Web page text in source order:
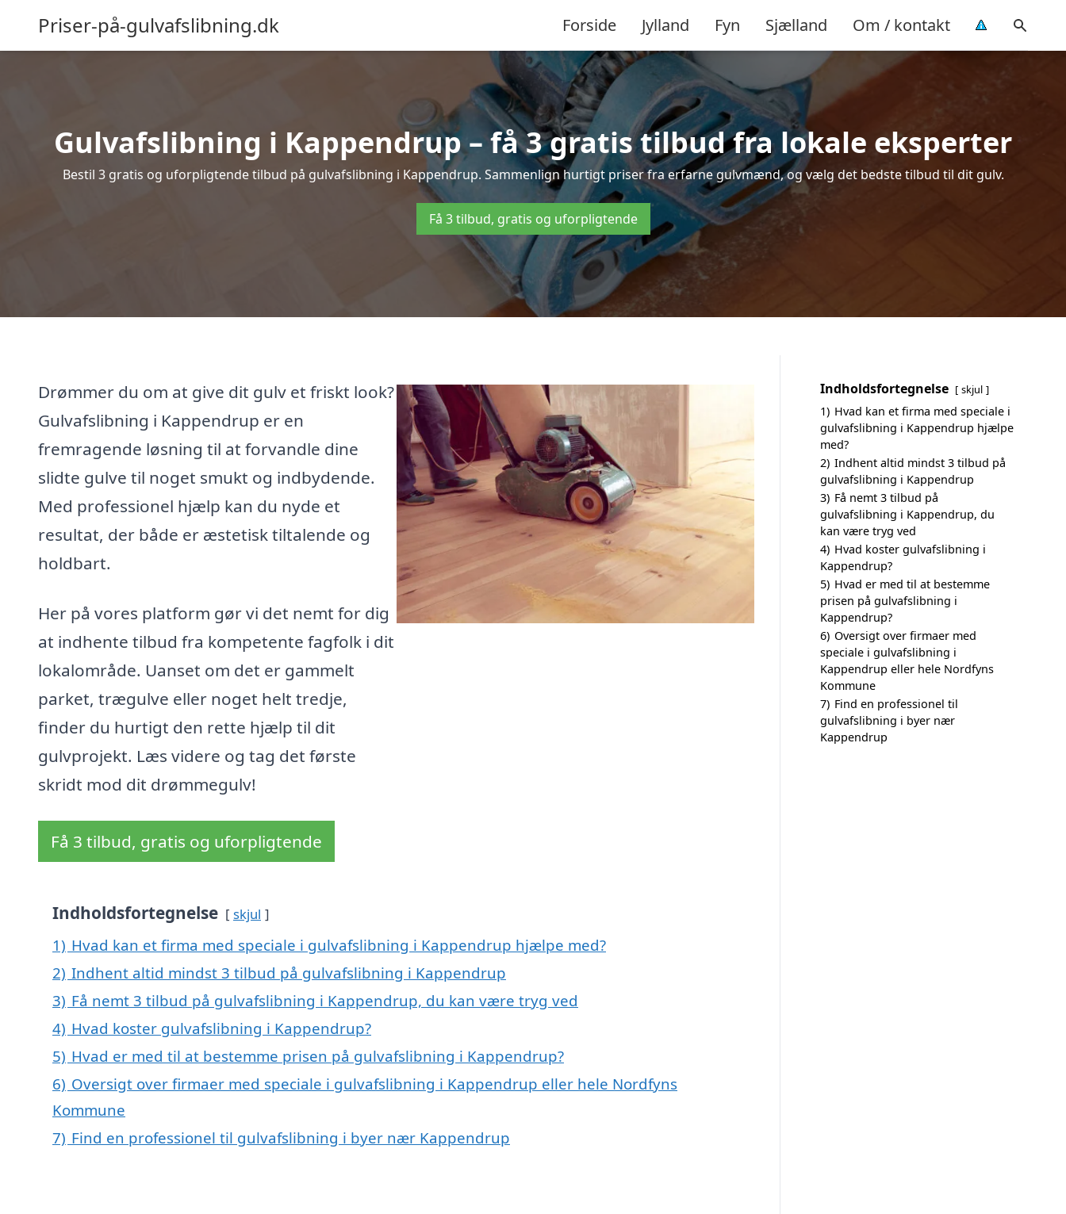
Priser-på-gulvafslibning.dk Forside Jylland Fyn Sjælland Om / kontakt
Gulvafslibning i Kappendrup – få 3 gratis tilbud fra lokale eksperter
Bestil 3 gratis og uforpligtende tilbud på gulvafslibning i Kappendrup. Sammenlign hurtigt priser fra erfarne gulvmænd, og vælg det bedste tilbud til dit gulv.
Få 3 tilbud, gratis og uforpligtende
Drømmer du om at give dit gulv et friskt look?
Gulvafslibning i Kappendrup er en
fremragende løsning til at forvandle dine
slidte gulve til noget smukt og indbydende.
Med professionel hjælp kan du nyde et
resultat, der både er æstetisk tiltalende og
holdbart.
Her på vores platform gør vi det nemt for dig
at indhente tilbud fra kompetente fagfolk i dit
lokalområde. Uanset om det er gammelt
parket, trægulve eller noget helt tredje,
finder du hurtigt den rette hjælp til dit
gulvprojekt. Læs videre og tag det første
skridt mod dit drømmegulv!
Få 3 tilbud, gratis og uforpligtende
Indholdsfortegnelse skjul
1) Hvad kan et firma med speciale i gulvafslibning i Kappendrup hjælpe med?
2) Indhent altid mindst 3 tilbud på gulvafslibning i Kappendrup
3) Få nemt 3 tilbud på gulvafslibning i Kappendrup, du kan være tryg ved
4) Hvad koster gulvafslibning i Kappendrup?
5) Hvad er med til at bestemme prisen på gulvafslibning i Kappendrup?
6) Oversigt over firmaer med speciale i gulvafslibning i Kappendrup eller hele Nordfyns
Kommune
7) Find en professionel til gulvafslibning i byer nær Kappendrup
Indholdsfortegnelse skjul
1) Hvad kan et firma med speciale i
gulvafslibning i Kappendrup hjælpe
med?
2) Indhent altid mindst 3 tilbud på
gulvafslibning i Kappendrup
3) Få nemt 3 tilbud på
gulvafslibning i Kappendrup, du
kan være tryg ved
4) Hvad koster gulvafslibning i
Kappendrup?
5) Hvad er med til at bestemme
prisen på gulvafslibning i
Kappendrup?
6) Oversigt over firmaer med
speciale i gulvafslibning i
Kappendrup eller hele Nordfyns
Kommune
7) Find en professionel til
gulvafslibning i byer nær
Kappendrup